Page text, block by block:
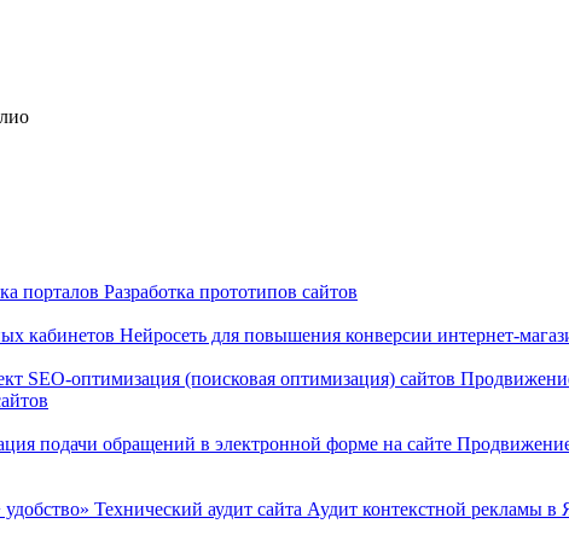
порталов Разработка прототипов сайтов
кабинетов Нейросеть для повышения конверсии интернет-
SEO-оптимизация (поисковая оптимизация) сайтов
подачи обращений в электронной форме на сайте
Технический аудит сайта Аудит контекстной рекламы в